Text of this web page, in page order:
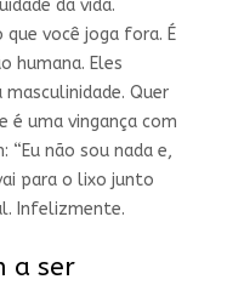
da vida.
você joga fora. É
humana. Eles
Quer
é uma vingança com
“Eu não sou nada e,
para o lixo junto
Infelizmente.
a ser